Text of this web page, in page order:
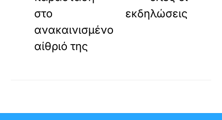
στο
ανακαινισμένο
αίθριό της
εκδηλώσεις